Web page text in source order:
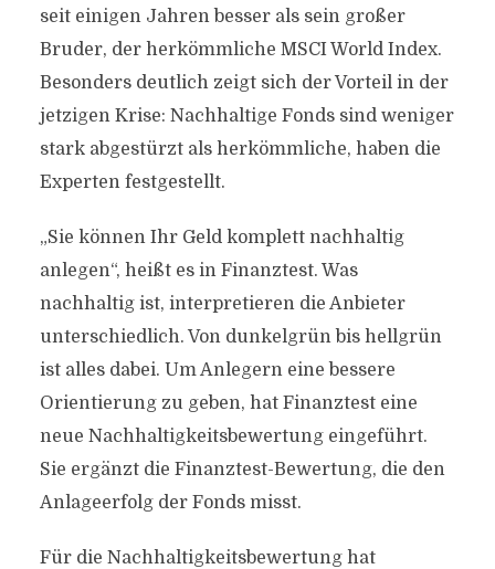
seit einigen Jahren besser als sein großer
Bruder, der herkömmliche MSCI World Index.
Besonders deutlich zeigt sich der Vorteil in der
jetzigen Krise: Nachhaltige Fonds sind weniger
stark abgestürzt als herkömmliche, haben die
Experten festgestellt.
„Sie können Ihr Geld komplett nachhaltig
anlegen“, heißt es in Finanztest. Was
nachhaltig ist, interpretieren die Anbieter
unterschiedlich. Von dunkelgrün bis hellgrün
ist alles dabei. Um Anlegern eine bessere
Orientierung zu geben, hat Finanztest eine
neue Nachhaltigkeitsbewertung eingeführt.
Sie ergänzt die Finanztest-Bewertung, die den
Anlageerfolg der Fonds misst.
Für die Nachhaltigkeitsbewertung hat